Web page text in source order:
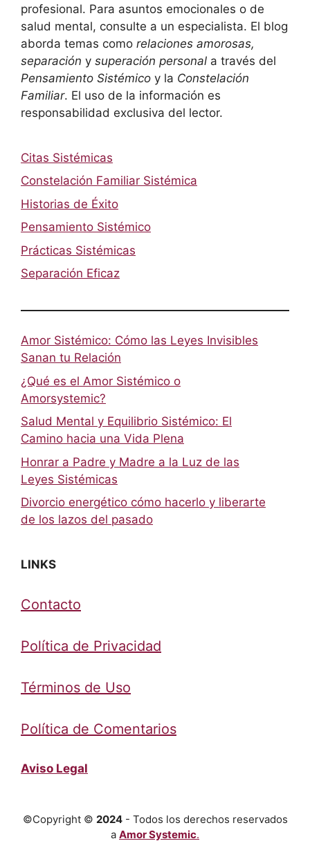
profesional. Para asuntos emocionales o de
salud mental, consulte a un especialista. El blog
aborda temas como relaciones amorosas,
separación y superación personal a través del
Pensamiento Sistémico y la Constelación
Familiar. El uso de la información es
responsabilidad exclusiva del lector.
Citas Sistémicas
Constelación Familiar Sistémica
Historias de Éxito
Pensamiento Sistémico
Prácticas Sistémicas
Separación Eficaz
Amor Sistémico: Cómo las Leyes Invisibles
Sanan tu Relación
¿Qué es el Amor Sistémico o
Amorsystemic?
Salud Mental y Equilibrio Sistémico: El
Camino hacia una Vida Plena
Honrar a Padre y Madre a la Luz de las
Leyes Sistémicas
Divorcio energético cómo hacerlo y liberarte
de los lazos del pasado
LINKS
Contacto
Política de Privacidad
Términos de Uso
Política de Comentarios
Aviso Legal
©Copyright © 2024- Todos los derechos reservados
a Amor Systemic.